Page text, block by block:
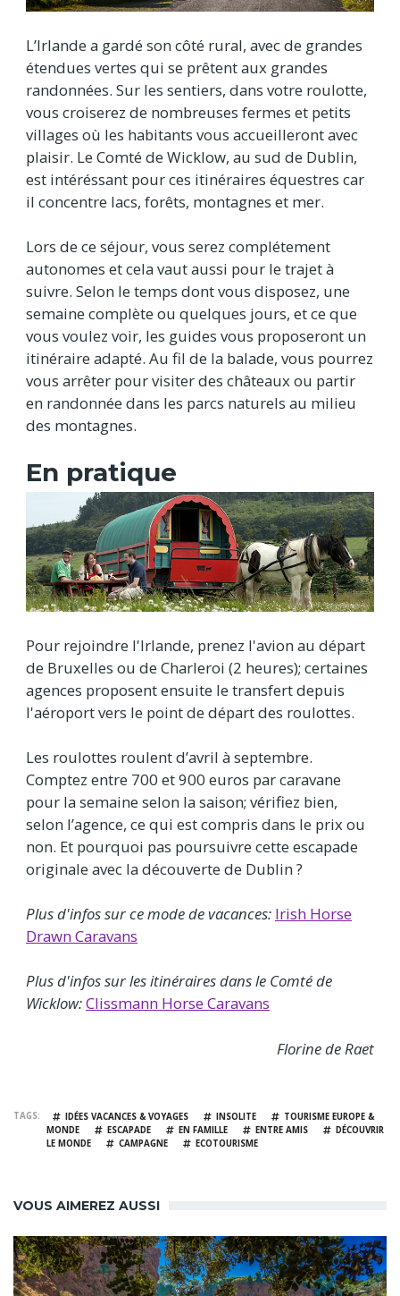
L’Irlande a gardé son côté rural, avec de grandes
étendues vertes qui se prêtent aux grandes
randonnées. Sur les sentiers, dans votre roulotte,
vous croiserez de nombreuses fermes et petits
villages où les habitants vous accueilleront avec
plaisir. Le Comté de Wicklow, au sud de Dublin,
est intéréssant pour ces itinéraires équestres car
il concentre lacs, forêts, montagnes et mer.
Lors de ce séjour, vous serez complétement
autonomes et cela vaut aussi pour le trajet à
suivre. Selon le temps dont vous disposez, une
semaine complète ou quelques jours, et ce que
vous voulez voir, les guides vous proposeront un
itinéraire adapté. Au fil de la balade, vous pourrez
vous arrêter pour visiter des châteaux ou partir
en randonnée dans les parcs naturels au milieu
des montagnes.
En pratique
Pour rejoindre l'Irlande, prenez l'avion au départ
de Bruxelles ou de Charleroi (2 heures); certaines
agences proposent ensuite le transfert depuis
l'aéroport vers le point de départ des roulottes.
Les roulottes roulent d’avril à septembre.
Comptez entre 700 et 900 euros par caravane
pour la semaine selon la saison; vérifiez bien,
selon l’agence, ce qui est compris dans le prix ou
non. Et pourquoi pas poursuivre cette escapade
originale avec la découverte de Dublin ?
Plus d'infos sur ce mode de vacances: Irish Horse
Drawn Caravans
Plus d'infos sur les itinéraires dans le Comté de
Wicklow:Clissmann Horse Caravans
Florine de Raet
TAGS IDÉES VACANCES & VOYAGES INSOLITE
TOURISME EUROPE &
MONDE
ESCAPADE EN FAMILLE ENTRE AMIS
DÉCOUVRIR
LE MONDE
CAMPAGNE ECOTOURISME
VOUS AIMEREZ AUSSI